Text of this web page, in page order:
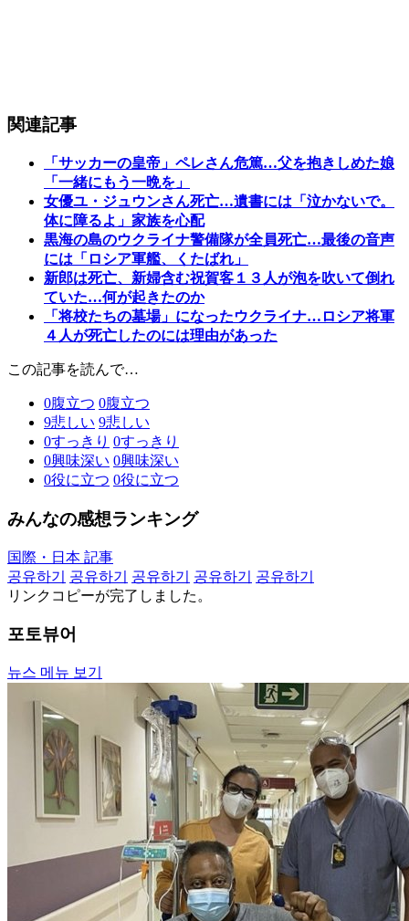
関連記事
「サッカーの皇帝」ペレさん危篤…父を抱きしめた娘
「一緒にもう一晩を」
女優ユ・ジュウンさん死亡…遺書には「泣かないで。
体に障るよ」家族を心配
黒海の島のウクライナ警備隊が全員死亡…最後の音声
には「ロシア軍艦、くたばれ」
新郎は死亡、新婦含む祝賀客１３人が泡を吹いて倒れ
ていた…何が起きたのか
「将校たちの墓場」になったウクライナ…ロシア将軍
４人が死亡したのには理由があった
この記事を読んで…
0腹立つ 0腹立つ
9悲しい 9悲しい
0すっきり 0すっきり
0興味深い 0興味深い
0役に立つ 0役に立つ
みんなの感想ランキング
国際・日本 記事
공유하기
공유하기 공유하기 공유하기
공유하기
リンクコピーが完了しました。
포토뷰어
뉴스 메뉴 보기